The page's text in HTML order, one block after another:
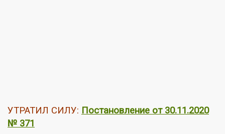
УТРАТИЛ СИЛУ: Постановление от 30.11.2020
№ 371